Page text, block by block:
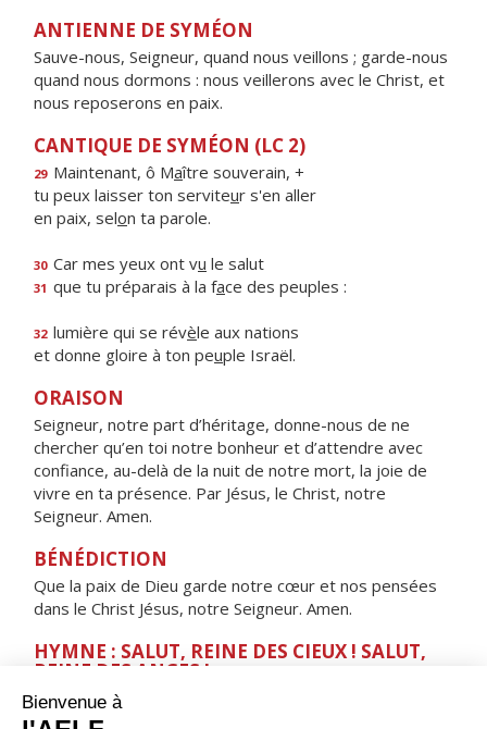
ANTIENNE DE SYMÉON
Sauve-nous, Seigneur, quand nous veillons ; garde-nous
quand nous dormons : nous veillerons avec le Christ, et
nous reposerons en paix.
CANTIQUE DE SYMÉON (LC 2)
29 Maintenant, ô Maître souverain, +
tu peux laisser ton serviteur s'en aller
en paix, selon ta parole.
30 Car mes yeux ont vu le salut
31 que tu préparais à la face des peuples :
32 lumière qui se révèle aux nations
et donne gloire à ton peuple Israël.
ORAISON
Seigneur, notre part d’héritage, donne-nous de ne
chercher qu’en toi notre bonheur et d’attendre avec
confiance, au-delà de la nuit de notre mort, la joie de
vivre en ta présence. Par Jésus, le Christ, notre
Seigneur. Amen.
BÉNÉDICTION
Que la paix de Dieu garde notre cœur et nos pensées
dans le Christ Jésus, notre Seigneur. Amen.
HYMNE : SALUT, REINE DES CIEUX ! SALUT,
REINE DES ANGES !
Salut, Reine des cieux ! Salut, Reine des anges !
Salut, Tige féconde ! Salut, Porte du ciel !